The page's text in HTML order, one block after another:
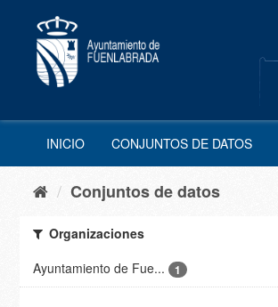
contenido
INICIO CONJUNTOS DE DATOS
Conjuntos de datos
Organizaciones
Ayuntamiento de Fue...
1